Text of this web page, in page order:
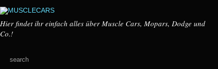
Hier findet ihr einfach alles über Muscle Cars, Mopars, Dodge und
Co.!